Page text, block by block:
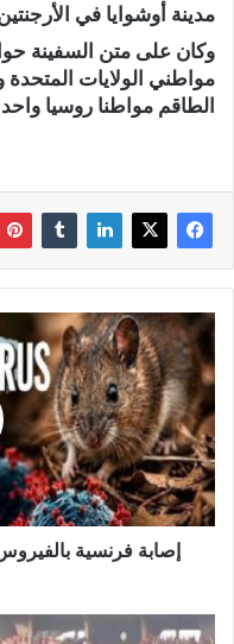
مدينة أوشوايا في
مواطني الولايات المتحدة
الطاقم مواطنا روسيا